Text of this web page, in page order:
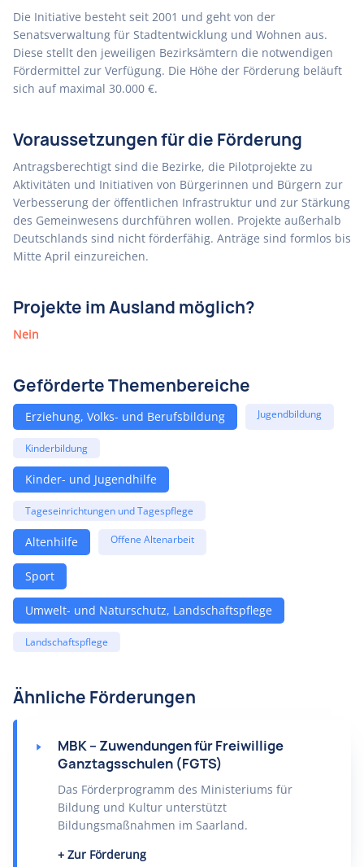
Die Initiative besteht seit 2001 und geht von der
Senatsverwaltung für Stadtentwicklung und Wohnen aus.
Diese stellt den jeweiligen Bezirksämtern die notwendigen
Fördermittel zur Verfügung. Die Höhe der Förderung beläuft
sich auf maximal 30.000 €.
Voraussetzungen für die Förderung
Antragsberechtigt sind die Bezirke, die Pilotprojekte zu
Aktivitäten und Initiativen von Bürgerinnen und Bürgern zur
Verbesserung der öffentlichen Infrastruktur und zur Stärkung
des Gemeinwesens durchführen wollen. Projekte außerhalb
Deutschlands sind nicht förderfähig. Anträge sind formlos bis
Mitte April einzureichen.
Projekte im Ausland möglich?
Nein
Geförderte Themenbereiche
Erziehung, Volks- und Berufsbildung Jugendbildung
Kinderbildung
Kinder- und Jugendhilfe
Tageseinrichtungen und Tagespflege
Altenhilfe Offene Altenarbeit
Sport
Umwelt- und Naturschutz, Landschaftspflege
Landschaftspflege
Ähnliche Förderungen
MBK – Zuwendungen für Freiwillige
Ganztagsschulen (FGTS)
Das Förderprogramm des Ministeriums für
Bildung und Kultur unterstützt
Bildungsmaßnahmen im Saarland.
Zur Förderung